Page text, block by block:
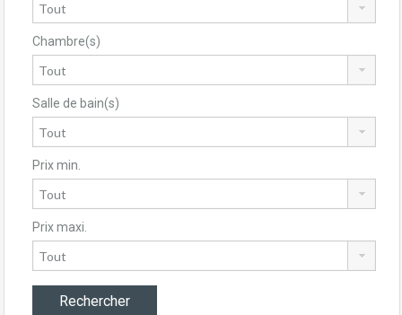
Chambre(s)
Salle de bain(s)
Prix min.
Prix maxi.